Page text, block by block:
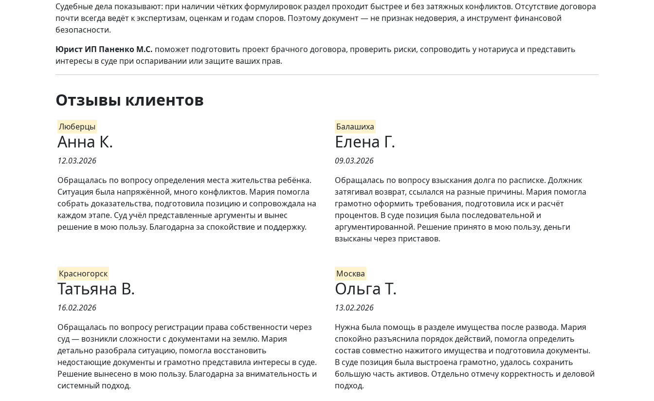
Судебные дела показывают: при наличии чётких формулировок раздел проходит быстрее и без затяжных конфликтов. Отсутствие договора
почти всегда ведёт к экспертизам, оценкам и годам споров. Поэтому документ — не признак недоверия, а инструмент финансовой
безопасности.
Юрист ИП Паненко М.С. поможет подготовить проект брачного договора, проверить риски, сопроводить у нотариуса и представить
интересы в суде при оспаривании или защите ваших прав.
Отзывы клиентов
Люберцы
Анна К.
12.03.2026
Обращалась по вопросу определения места жительства ребёнка.
Ситуация была напряжённой, много конфликтов. Мария помогла
собрать доказательства, подготовила позицию и сопровождала на
каждом этапе. Суд учёл представленные аргументы и вынес
решение в мою пользу. Благодарна за спокойствие и поддержку.
Балашиха
Елена Г.
09.03.2026
Обращалась по вопросу взыскания долга по расписке. Должник
затягивал возврат, ссылался на разные причины. Мария помогла
грамотно оформить требования, подготовила иск и расчёт
процентов. В суде позиция была последовательной и
аргументированной. Решение принято в мою пользу, деньги
взысканы через приставов.
Красногорск
Татьяна В.
16.02.2026
Обращалась по вопросу регистрации права собственности через
суд — возникли сложности с документами на землю. Мария
детально разобрала ситуацию, помогла восстановить
недостающие документы и грамотно представила интересы в суде.
Решение вынесено в мою пользу. Благодарна за внимательность и
системный подход.
Москва
Ольга Т.
13.02.2026
Нужна была помощь в разделе имущества после развода. Мария
спокойно разъяснила порядок действий, помогла определить
состав совместно нажитого имущества и подготовила документы.
В суде позиция была выстроена грамотно, удалось сохранить
большую часть активов. Отдельно отмечу корректность и деловой
подход.